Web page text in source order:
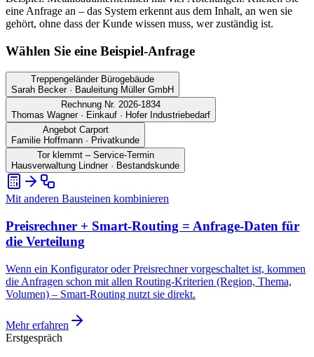
eine Anfrage an – das System erkennt aus dem Inhalt, an wen sie
gehört, ohne dass der Kunde wissen muss, wer zuständig ist.
Wählen Sie eine Beispiel-Anfrage
Treppengeländer Bürogebäude
Sarah Becker· Bauleitung Müller GmbH
Rechnung Nr. 2026-1834
Thomas Wagner· Einkauf · Hofer Industriebedarf
Angebot Carport
Familie Hoffmann · Privatkunde
Tor klemmt – Service-Termin
Hausverwaltung Lindner· Bestandskunde
Mit anderen Bausteinen kombinieren
Preisrechner + Smart-Routing = Anfrage-Daten für
die Verteilung
Wenn ein Konfigurator oder Preisrechner vorgeschaltet ist, kommen
die Anfragen schon mit allen Routing-Kriterien (Region, Thema,
Volumen) – Smart-Routing nutzt sie direkt.
Mehr erfahren
Erstgespräch